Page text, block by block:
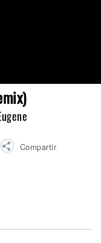
Compartir